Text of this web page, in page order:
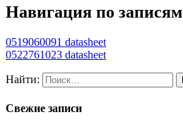
Навигация по записям
0519060091 datasheet
0522761023 datasheet
Найти:
Свежие записи